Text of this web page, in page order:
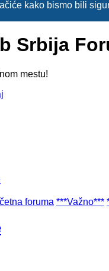
kako bismo bili
Srbija
mestu!
foruma ***Važno***